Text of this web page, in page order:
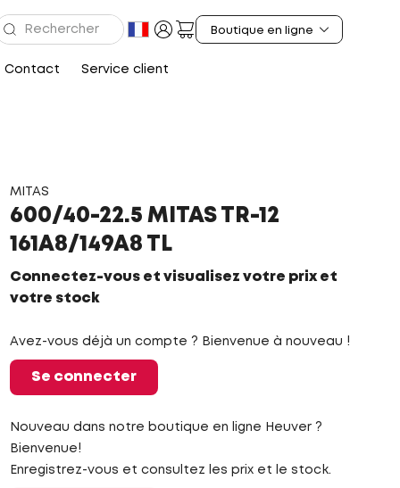
Contact Service client
MITAS
600/40-22.5 MITAS TR-12
161A8/149A8 TL
Connectez-vous et visualisez votre prix et
votre stock
Avez-vous déjà un compte ? Bienvenue à nouveau !
Se connecter
Nouveau dans notre boutique en ligne Heuver ?
Bienvenue!
Enregistrez-vous et consultez les prix et le stock.